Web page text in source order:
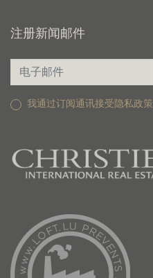
注册新闻邮件
我通过订阅通讯接受隐私政策